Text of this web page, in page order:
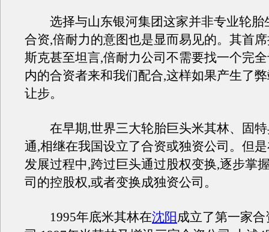
选择与山东银河集团这家并非专业轮胎
合资,倍耐力的意图也是显而易见的。其首
斯克甚至坦言,倍耐力公司不需要找一个完
内的合资者来和我们配合,这样如果产生了
让步。
在早期,世界三大轮胎巨头米其林、固特
通,相继在我国设立了合资或独资公司。但
发展过程中,跨过巨头通过股权变换,逐步掌
司的控股权,或者变换成独资公司。
1995年底米其林在沈阳成立了第一家